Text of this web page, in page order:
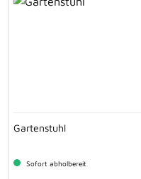
Gartenstuhl
Sofort abholbereit